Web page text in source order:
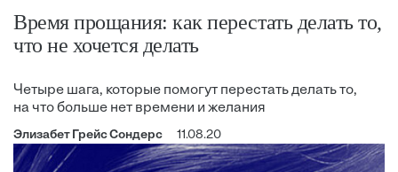
Время прощания: как перестать делать то,
что не хочется делать
Четыре шага, которые помогут перестать делать то,
на что больше нет времени и желания
Элизабет Грейс Сондерс 11.08.20